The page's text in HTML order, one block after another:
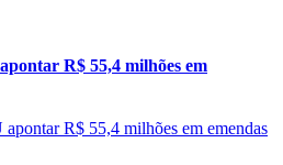
R$ 55,4 milhões em